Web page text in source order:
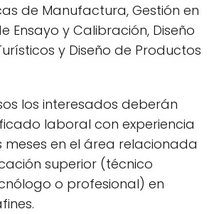
de Manufactura, Gestión en
Ensayo y Calibración, Diseño
y Diseño de Productos
los interesados deberán
laboral con experiencia
meses en el área relacionada
superior (técnico
o profesional) en